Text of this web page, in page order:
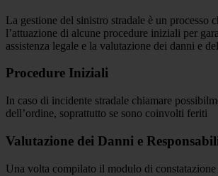
La gestione del sinistro stradale è un processo
l’attuazione di alcune procedure iniziali per
assistenza legale e la valutazione dei danni e
Procedure Iniziali
In caso di incidente stradale chiamare
dell’ordine, soprattutto se sono coinvolti feriti
Valutazione dei Danni e
Una volta compilato il modulo di